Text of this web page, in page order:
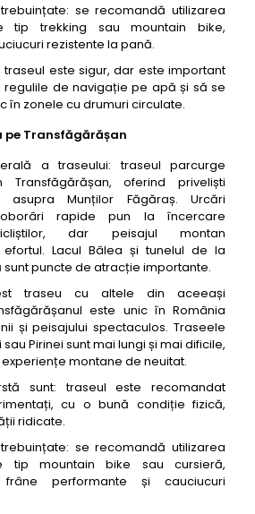
se recomandă utilizarea
tip trekking sau mountain bike,
rezistente la pană.
traseul este sigur, dar este important
de navigație pe apă și să se
în zonele cu drumuri circulate.
Transfăgărășan
a traseului: traseul parcurge
Transfăgărășan, oferind priveliști
asupra Munților Făgăraș. Urcări
rapide pun la încercare
dar peisajul montan
Lacul Bâlea și tunelul de la
puncte de atracție importante.
traseu cu altele din aceeași
este unic în România
și peisajului spectaculos. Traseele
Pirinei sunt mai lungi și mai dificile,
montane de neuitat.
sunt: traseul este recomandat
cu o bună condiție fizică,
ridicate.
se recomandă utilizarea
tip mountain bike sau cursieră,
performante și cauciucuri